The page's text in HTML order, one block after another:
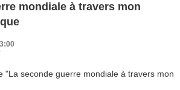
mondiale à travers mon